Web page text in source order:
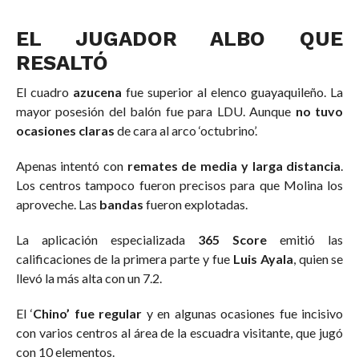
EL JUGADOR ALBO QUE
RESALTÓ
El cuadro azucena fue superior al elenco guayaquileño. La
mayor posesión del balón fue para LDU. Aunque no tuvo
ocasiones claras de cara al arco ‘octubrino’.
Apenas intentó con remates de media y larga distancia.
Los centros tampoco fueron precisos para que Molina los
aproveche. Las bandas fueron explotadas.
La aplicación especializada 365 Score emitió las
calificaciones de la primera parte y fue Luis Ayala, quien se
llevó la más alta con un 7.2.
El ‘Chino’ fue regular y en algunas ocasiones fue incisivo
con varios centros al área de la escuadra visitante, que jugó
con 10 elementos.